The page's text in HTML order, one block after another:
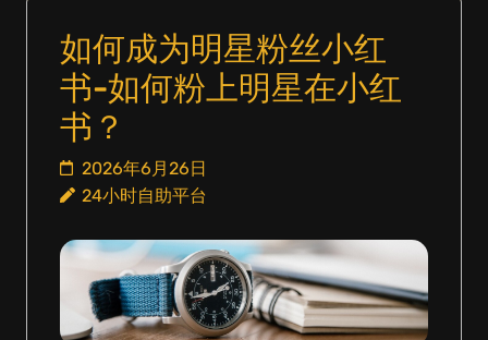
如何成为明星粉丝小红
书-如何粉上明星在小红
书？
2026年6月26日
24小时自助平台